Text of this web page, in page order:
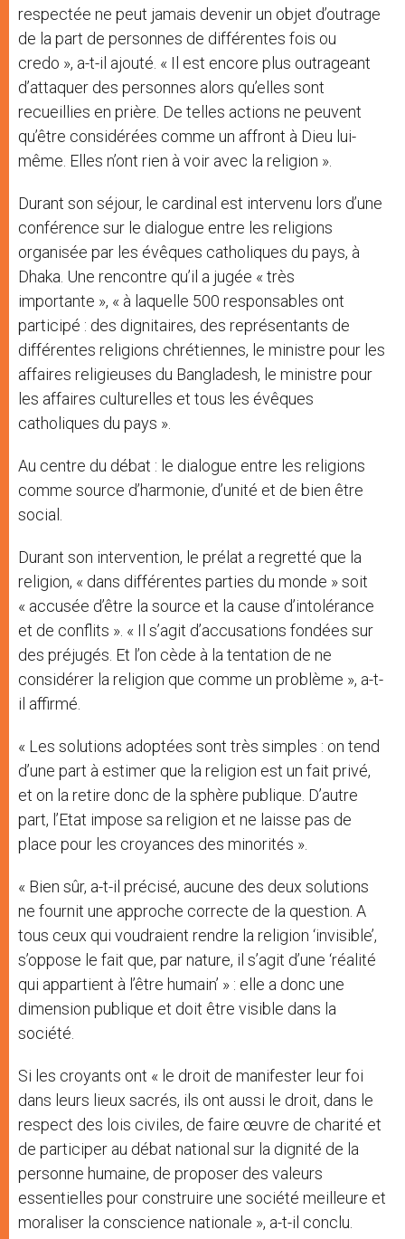
respectée ne peut jamais devenir un objet d’outrage
de la part de personnes de différentes fois ou
credo », a-t-il ajouté. « Il est encore plus outrageant
d’attaquer des personnes alors qu’elles sont
recueillies en prière. De telles actions ne peuvent
qu’être considérées comme un affront à Dieu lui-
même. Elles n’ont rien à voir avec la religion ».
Durant son séjour, le cardinal est intervenu lors d’une
conférence sur le dialogue entre les religions
organisée par les évêques catholiques du pays, à
Dhaka. Une rencontre qu’il a jugée « très
importante », « à laquelle 500 responsables ont
participé : des dignitaires, des représentants de
différentes religions chrétiennes, le ministre pour les
affaires religieuses du Bangladesh, le ministre pour
les affaires culturelles et tous les évêques
catholiques du pays ».
Au centre du débat : le dialogue entre les religions
comme source d’harmonie, d’unité et de bien être
social.
Durant son intervention, le prélat a regretté que la
religion, « dans différentes parties du monde » soit
« accusée d’être la source et la cause d’intolérance
et de conflits ». « Il s’agit d’accusations fondées sur
des préjugés. Et l’on cède à la tentation de ne
considérer la religion que comme un problème », a-t-
il affirmé.
« Les solutions adoptées sont très simples : on tend
d’une part à estimer que la religion est un fait privé,
et on la retire donc de la sphère publique. D’autre
part, l’Etat impose sa religion et ne laisse pas de
place pour les croyances des minorités ».
« Bien sûr, a-t-il précisé, aucune des deux solutions
ne fournit une approche correcte de la question. A
tous ceux qui voudraient rendre la religion ‘invisible’,
s’oppose le fait que, par nature, il s’agit d’une ‘réalité
qui appartient à l’être humain’ » : elle a donc une
dimension publique et doit être visible dans la
société.
Si les croyants ont « le droit de manifester leur foi
dans leurs lieux sacrés, ils ont aussi le droit, dans le
respect des lois civiles, de faire œuvre de charité et
de participer au débat national sur la dignité de la
personne humaine, de proposer des valeurs
essentielles pour construire une société meilleure et
moraliser la conscience nationale », a-t-il conclu.